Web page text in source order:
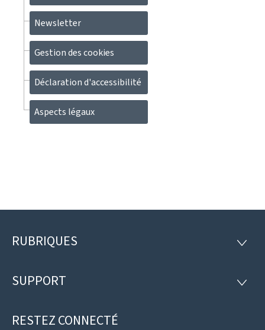
Newsletter
Gestion des cookies
Déclaration d'accessibilité
Aspects légaux
Pied
page
RUBRIQUES
SUPPORT
RESTEZ CONNECTÉ